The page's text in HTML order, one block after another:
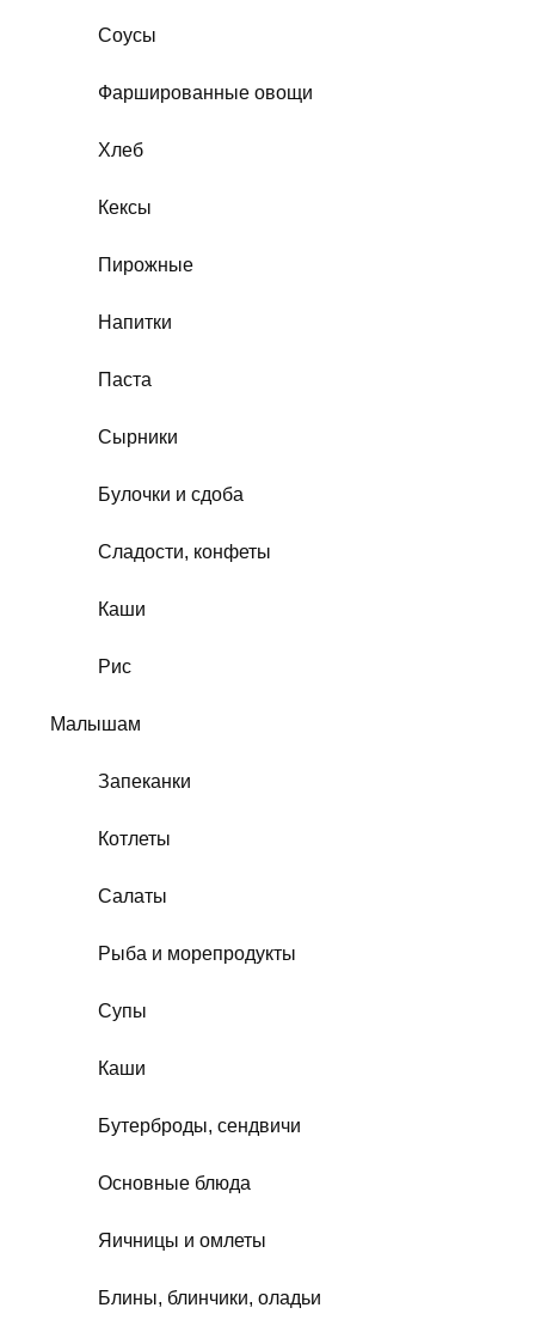
Соусы
Фаршированные овощи
Хлеб
Кексы
Пирожные
Напитки
Паста
Сырники
Булочки и сдоба
Сладости, конфеты
Каши
Рис
Малышам
Запеканки
Котлеты
Салаты
Рыба и морепродукты
Супы
Каши
Бутерброды, сендвичи
Основные блюда
Яичницы и омлеты
Блины, блинчики, оладьи